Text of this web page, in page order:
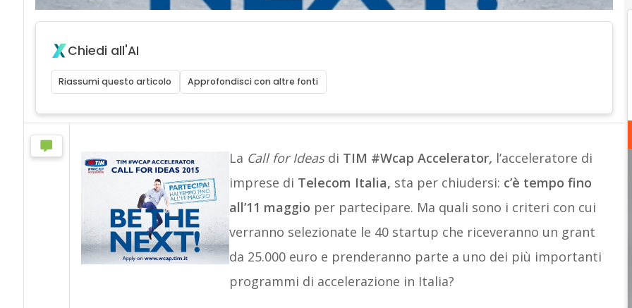
Chiedi all'AI
Riassumi questo articolo Approfondisci con altre fonti
La Call for Ideasdi TIM #Wcap Accelerator, l’acceleratore di
imprese di Telecom Italia, sta per chiudersi: c’è tempo fino
all’11 maggio per partecipare. Ma quali sono i criteri con cui
verranno selezionate le 40 startup che riceveranno un grant
da 25.000 euro e prenderanno parte a uno dei più importanti
programmi di accelerazione in Italia?